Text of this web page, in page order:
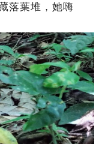
落葉堆，她嗨